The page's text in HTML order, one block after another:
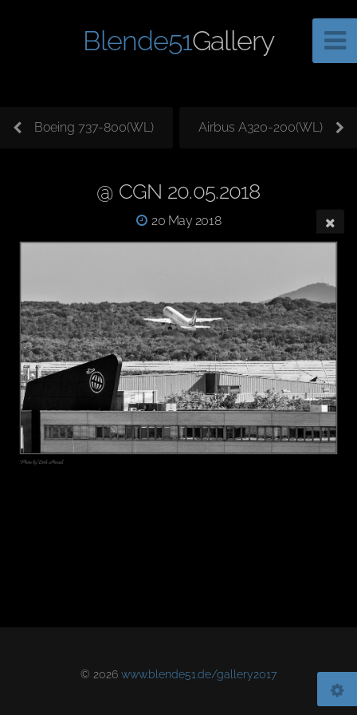
Blende51Gallery
Boeing 737-800(WL) Airbus A320-200(WL)
@ CGN 20.05.2018
20 May 2018
© 2026 www.blende51.de/gallery2017